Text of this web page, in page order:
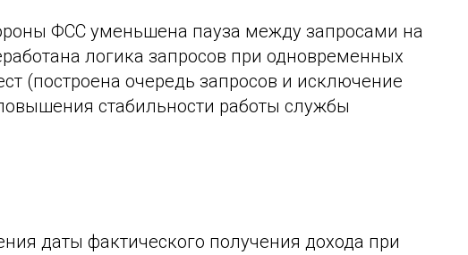
ФСС уменьшена пауза между запросами на
логика запросов при одновременных
(построена очередь запросов и исключение
стабильности работы службы
даты фактического получения дохода при